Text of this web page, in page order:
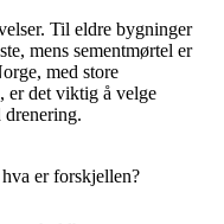
Til eldre bygninger
mens sementmørtel er
med store
er det viktig å velge
drenering.
er forskjellen?